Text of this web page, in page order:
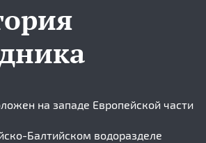
на западе Европейской части
Балтийском водоразделе